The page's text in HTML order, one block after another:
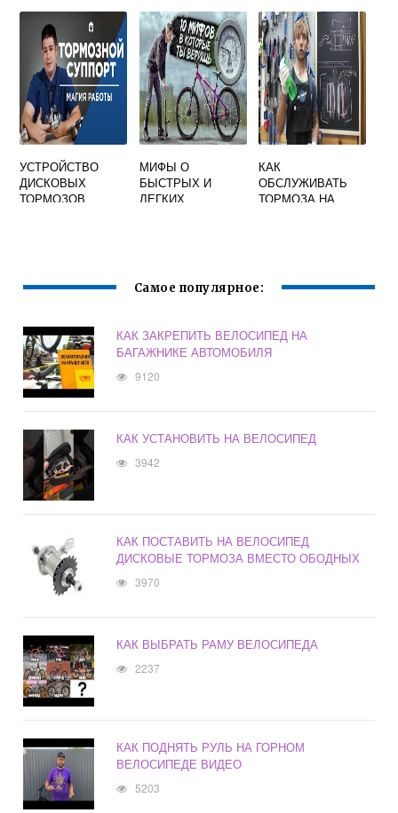
МОПЕД ИЛИ
ВЕЛОСИПЕД
УСТРОЙСТВО
ДИСКОВЫХ
ТОРМОЗОВ
МИФЫ О
БЫСТРЫХ И
ЛЕГКИХ
КАК
ОБСЛУЖИВАТЬ
ТОРМОЗА НА
Самое популярное:
КАК ЗАКРЕПИТЬ ВЕЛОСИПЕД НА
БАГАЖНИКЕ АВТОМОБИЛЯ
9120
КАК УСТАНОВИТЬ НА ВЕЛОСИПЕД
3942
КАК ПОСТАВИТЬ НА ВЕЛОСИПЕД
ДИСКОВЫЕ ТОРМОЗА ВМЕСТО ОБОДНЫХ
3970
КАК ВЫБРАТЬ РАМУ ВЕЛОСИПЕДА
2237
КАК ПОДНЯТЬ РУЛЬ НА ГОРНОМ
ВЕЛОСИПЕДЕ ВИДЕО
5203